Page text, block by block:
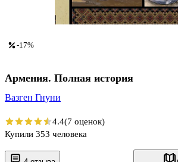
-17%
Армения. Полная история
Вазген Гнуни
4.4(7 оценок)
Купили 353 человека